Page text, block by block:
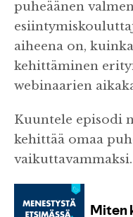
puheäänen
aiheena on,
kehittäminen
webinaarien
Kuuntele episodi
kehittää omaa
vaikuttavammaksi.